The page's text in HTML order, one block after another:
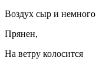
Воздух сыр и немного
Прянен,
На ветру колосится